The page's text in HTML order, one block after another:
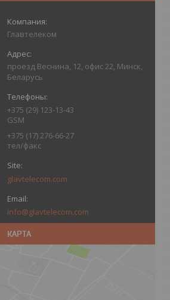
Главтелеком
проезд Веснина, 12, офис 22, Минск,
Беларусь
+375 (29) 123-13-43
GSM
+375 (17) 276-66-27
тел/факс
glavtelecom.com
info@glavtelecom.com
КАРТА